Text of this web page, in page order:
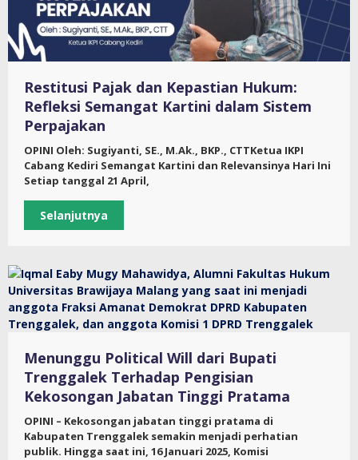
Restitusi Pajak dan Kepastian Hukum:
Refleksi Semangat Kartini dalam Sistem
Perpajakan
OPINI Oleh: Sugiyanti, SE., M.Ak., BKP., CTTKetua IKPI
Cabang Kediri Semangat Kartini dan Relevansinya Hari Ini
Setiap tanggal 21 April,
Selanjutnya
Menunggu Political Will dari Bupati
Trenggalek Terhadap Pengisian
Kekosongan Jabatan Tinggi Pratama
OPINI – Kekosongan jabatan tinggi pratama di
Kabupaten Trenggalek semakin menjadi perhatian
publik. Hingga saat ini, 16 Januari 2025, Komisi